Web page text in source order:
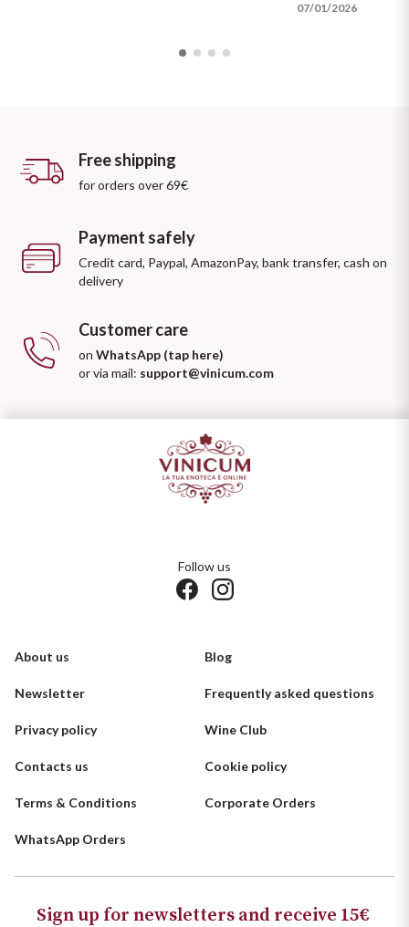
07/01/2026
Free shipping
for orders over 69€
Payment safely
Credit card, Paypal, AmazonPay, bank transfer, cash on
delivery
Customer care
on WhatsApp (tap here)
or via mail: support@vinicum.com
Follow us
About us Blog
Newsletter Frequently asked questions
Privacy policy Wine Club
Contacts us Cookie policy
Terms & Conditions Corporate Orders
WhatsApp Orders
Sign up for newsletters and receive 15€